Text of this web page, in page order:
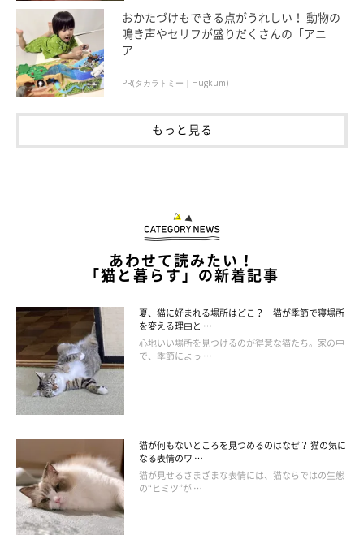
おかたづけもできる点がうれしい！ 動物の
鳴き声やセリフが盛りだくさんの「アニ
ア ...
PR(タカラトミー｜Hugkum)
もっと見る
あわせて読みたい！
「猫と暮らす」の新着記事
夏、猫に好まれる場所はどこ？ 猫が季節で寝場所
を変える理由と …
心地いい場所を見つけるのが得意な猫たち。家の中
で、季節によっ …
猫が何もないところを見つめるのはなぜ？ 猫の気に
なる表情のワ …
猫が見せるさまざまな表情には、猫ならではの生態
の“ヒミツ”が …